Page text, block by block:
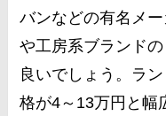
バンなどの有名メ
や工房系ブランド
良いでしょう。ラ
格が4～13万円と幅